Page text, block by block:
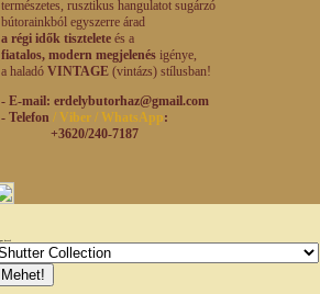
természetes, rusztikus hangulatot sugárzó
bútorainkból egyszerre árad
a régi idők tisztelete és a
fiatalos, modern megjelenés igénye,
a haladó VINTAGE (vintázs) stílusban!
- E-mail: erdelybutorhaz@gmail.com
- Telefon / Viber / WhatsApp:
+3620/240-7187